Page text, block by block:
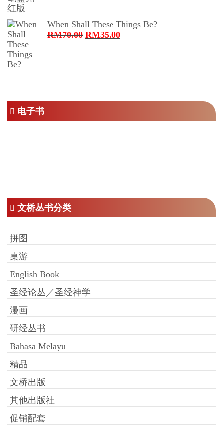
RM16.00。
When Shall These Things Be?
RM70.00 原
RM35.00当
电子书
文桥丛书分类
拼图
桌游
English Book
圣经论丛／圣经神学
漫画
研经丛书
Bahasa Melayu
精品
文桥出版
其他出版社
促销配套